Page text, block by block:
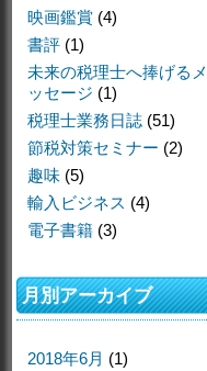
映画鑑賞 (4)
書評 (1)
未来の税理士へ捧げるメ
ッセージ (1)
税理士業務日誌 (51)
節税対策セミナー (2)
趣味 (5)
輸入ビジネス (4)
電子書籍 (3)
月別アーカイブ
2018年6月 (1)